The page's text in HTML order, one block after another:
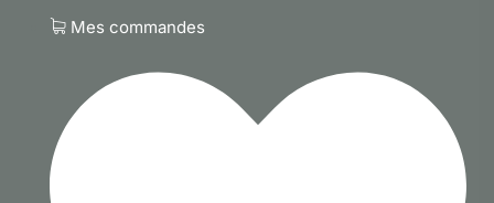
Mes commandes